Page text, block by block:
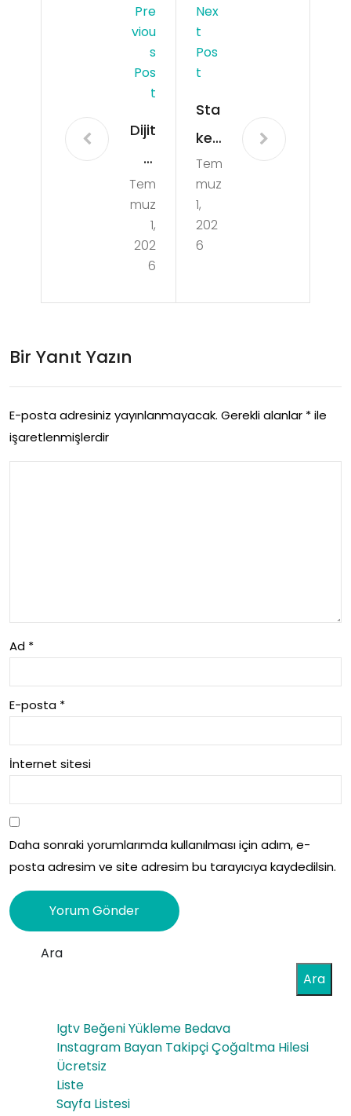
Pre
Viou
S
Pos
T
Dijit
al
Aja
ns
Hiz
me
tleri
erdi
r
Tem
muz
1,
202
6
Nex
T
Pos
T
Sta
ke
Vp
nsiz
Kull
ani
İcin
Tem
muz
1,
202
6
Bir Yanıt Yazın
E-posta adresiniz yayınlanmayacak. Gerekli alanlar *ile
işaretlenmişlerdir
Ad *
E-posta *
İnternet sitesi
Daha sonraki yorumlarımda kullanılması için adım, e-
posta adresim ve site adresim bu tarayıcıya kaydedilsin.
Ara
Ara
Igtv Beğeni Yükleme Bedava
Instagram Bayan Takipçi Çoğaltma Hilesi
Ücretsiz
Liste
Sayfa Listesi